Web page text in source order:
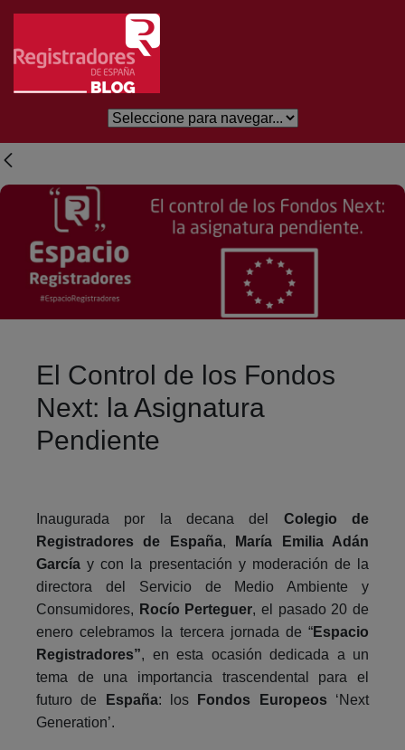
Skip to Main Content
El Control de los Fondos
Next: la Asignatura
Pendiente
Inaugurada por la decana del Colegio de
Registradores de España,
María Emilia Adán
García y con la presentación y moderación de la
directora del Servicio de Medio Ambiente y
Consumidores, Rocío Perteguer, el pasado 20 de
enero celebramos la tercera jornada de “Espacio
Registradores”, en esta ocasión dedicada a un
tema de una importancia trascendental para el
futuro de
España: los Fondos Europeos‘Next
Generation’.